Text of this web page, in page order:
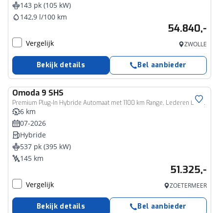
143 pk (105 kW)
142,9 l/100 km
54.840,-
Vergelijk ZWOLLE
Bekijk details Bel aanbieder
Omoda 9 SHS
Premium Plug-In Hybride Automaat met 1100 km Range, Lederen bekleding, Elektrsiche stoelverstelling voor en achter Nu met 3500 euro zomervoordeel!
6 km
07-2026
Hybride
537 pk (395 kW)
145 km
51.325,-
Vergelijk ZOETERMEER
Bekijk details Bel aanbieder